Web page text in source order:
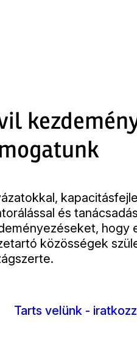
és
hogy
közösségek
Tarts velünk -